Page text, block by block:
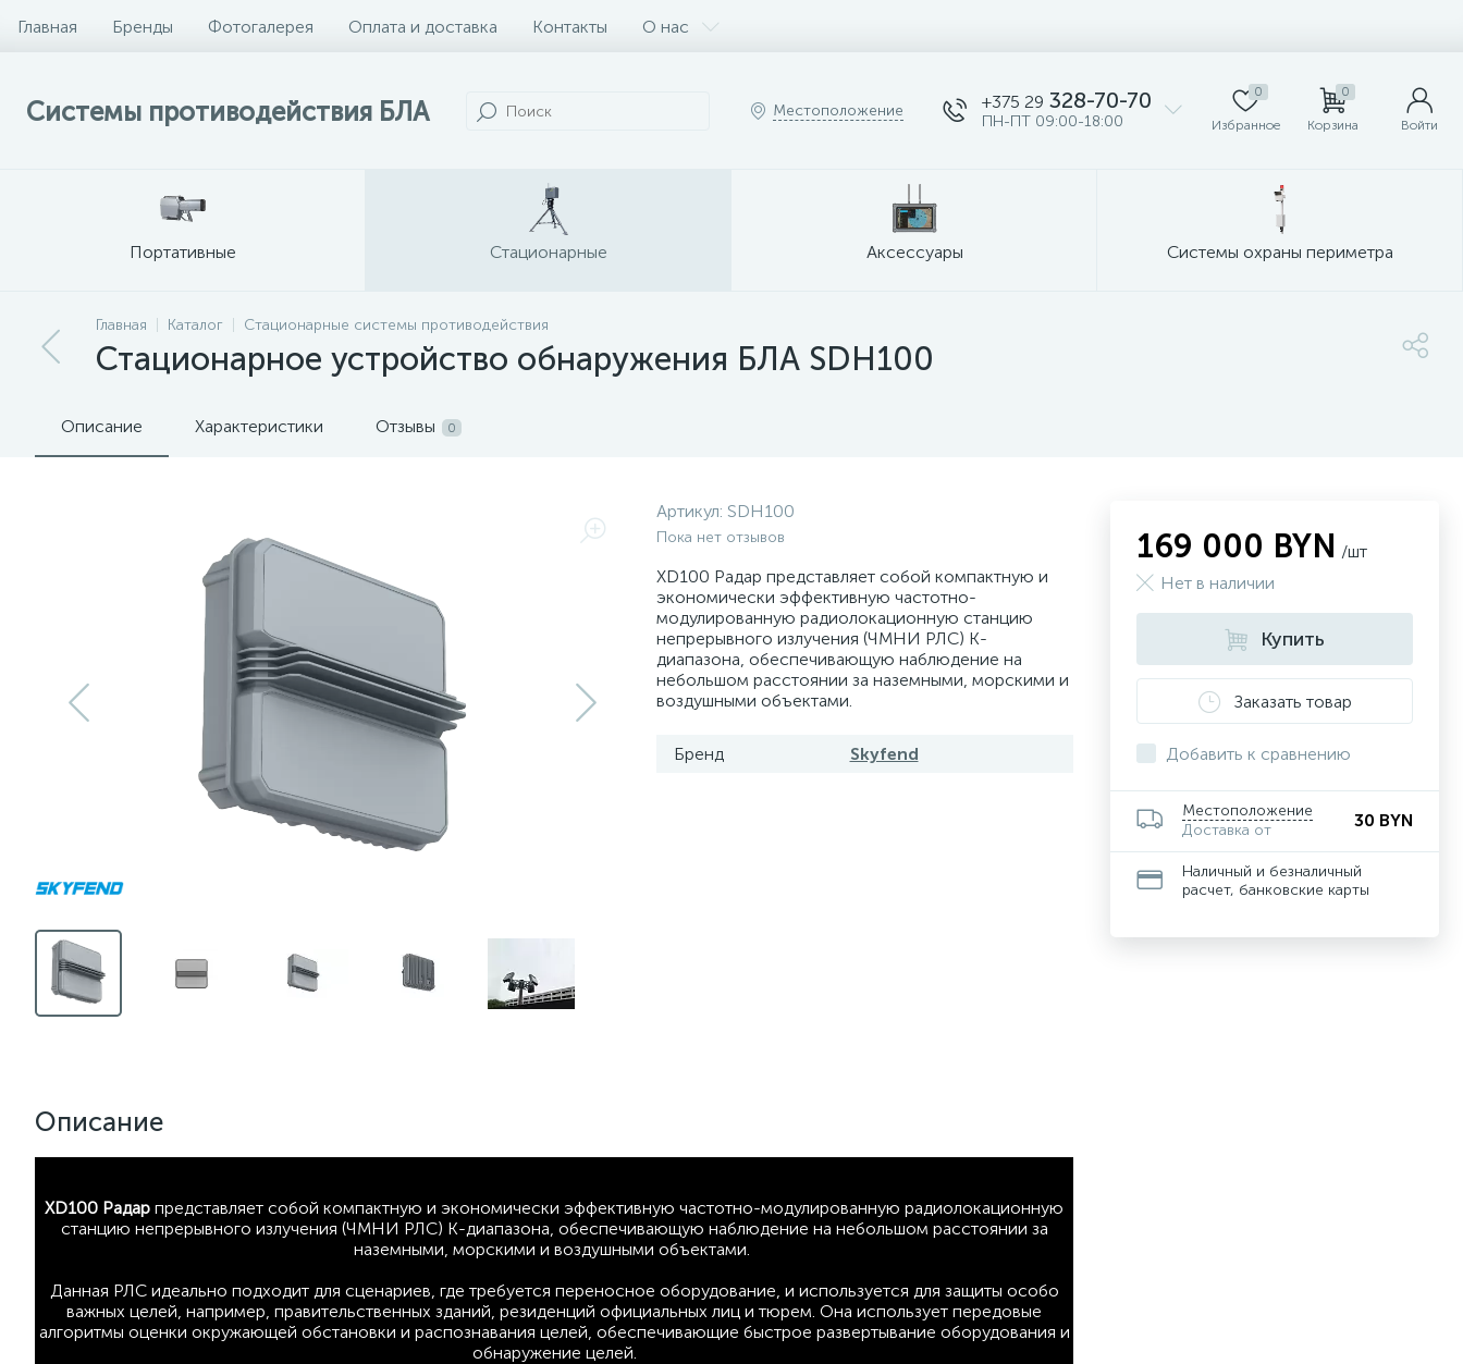
Главная Бренды Фотогалерея Оплата и доставка Контакты О нас
Системы противодействия БЛА Местоположение +375 29 328-70-70
ПН-ПТ 09:00-18:00
0
Избранное
0
Корзина Войти
Портативные Стационарные Аксессуары Системы охраны периметра
Главная Каталог Стационарные системы противодействия
Стационарное устройство обнаружения БЛА SDH100
Описание Характеристики Отзывы 0
Артикул: SDH100
Пока нет отзывов
XD100 Радар представляет собой компактную и
экономически эффективную частотно-
модулированную радиолокационную станцию
непрерывного излучения (ЧМНИ РЛС) К-
диапазона, обеспечивающую наблюдение на
небольшом расстоянии за наземными, морскими и
воздушными объектами.
Бренд Skyfend
Описание
XD100 Радар представляет собой компактную и экономически эффективную частотно-модулированную радиолокационную
станцию непрерывного излучения (ЧМНИ РЛС) К-диапазона, обеспечивающую наблюдение на небольшом расстоянии за
наземными, морскими и воздушными объектами.
Данная РЛС идеально подходит для сценариев, где требуется переносное оборудование, и используется для защиты особо
важных целей, например, правительственных зданий, резиденций официальных лиц и тюрем. Она использует передовые
алгоритмы оценки окружающей обстановки и распознавания целей, обеспечивающие быстрое развертывание оборудования и
обнаружение целей.
169 000 BYN /шт
Нет в наличии
Купить
Заказать товар
Добавить к сравнению
Местоположение
Доставка от
30 BYN
Наличный и безналичный
расчет, банковские карты